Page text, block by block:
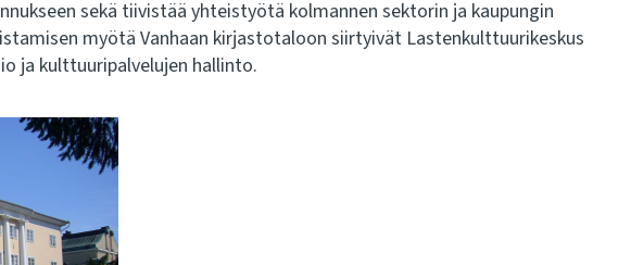
sekä tiivistää yhteistyötä kolmannen sektorin ja kaupungin
myötä Vanhaan kirjastotaloon siirtyivät Lastenkulttuurikeskus
ja kulttuuripalvelujen hallinto.